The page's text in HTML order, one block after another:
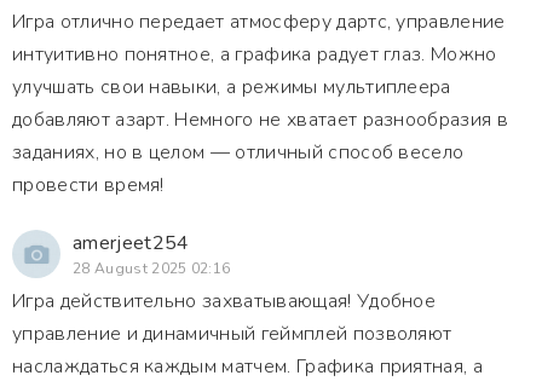
Игра отлично передает атмосферу дартс, управление
интуитивно понятное, а графика радует глаз. Можно
улучшать свои навыки, а режимы мультиплеера
добавляют азарт. Немного не хватает разнообразия в
заданиях, но в целом — отличный способ весело
провести время!
amerjeet254
28 August 2025 02:16
Игра действительно захватывающая! Удобное
управление и динамичный геймплей позволяют
наслаждаться каждым матчем. Графика приятная, а